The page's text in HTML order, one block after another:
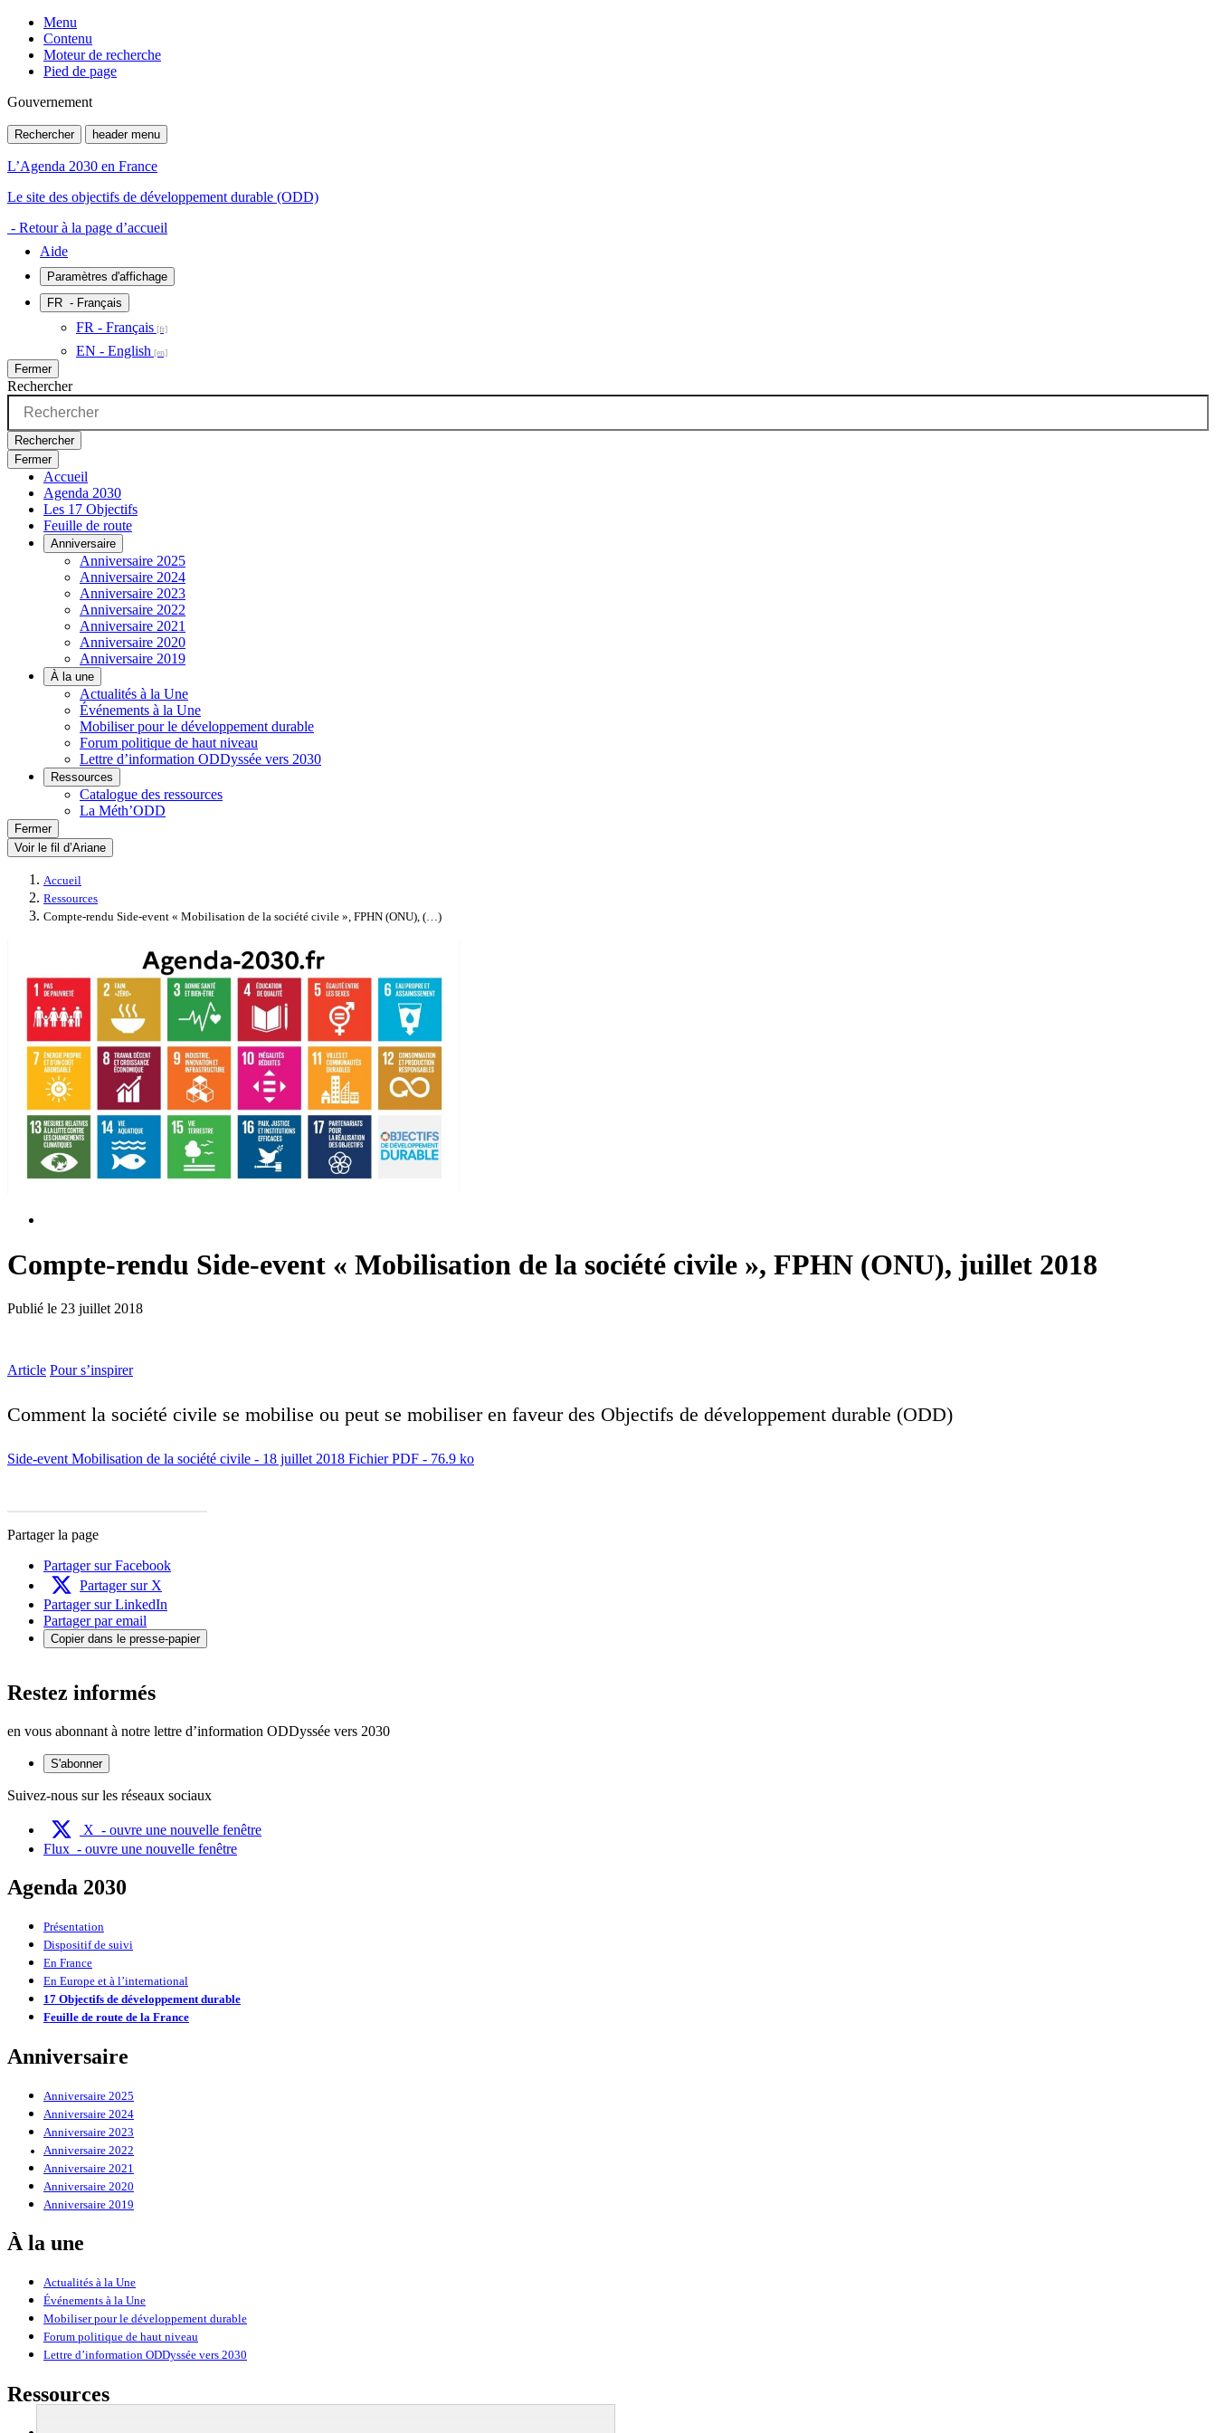
Menu
Contenu
Moteur de recherche
Pied de page
Gouvernement
Rechercher header menu
L’Agenda 2030 en France
Le site des objectifs de développement durable (ODD)
- Retour à la page d’accueil
Aide
Paramètres d'affichage
FR - Français
FR - Français
EN - English
Fermer
Rechercher
Rechercher
Fermer
Accueil
Agenda 2030
Les 17 Objectifs
Feuille de route
Anniversaire
Anniversaire 2025
Anniversaire 2024
Anniversaire 2023
Anniversaire 2022
Anniversaire 2021
Anniversaire 2020
Anniversaire 2019
À la une
Actualités à la Une
Événements à la Une
Mobiliser pour le développement durable
Forum politique de haut niveau
Lettre d’information ODDyssée vers 2030
Ressources
Catalogue des ressources
La Méth’ODD
Fermer
Voir le fil d’Ariane
Accueil
Ressources
Compte-rendu Side-event « Mobilisation de la société civile », FPHN (ONU), (…)
Compte-rendu Side-event « Mobilisation de la société civile », FPHN (ONU), juillet 2018
Publié le 23 juillet 2018
Article Pour s’inspirer
Comment la société civile se mobilise ou peut se mobiliser en faveur des Objectifs de développement durable (ODD)
Side-event Mobilisation de la société civile - 18 juillet 2018 Fichier PDF - 76.9 ko
Partager la page
Partager sur Facebook
Partager sur X
Partager sur LinkedIn
Partager par email
Copier dans le presse-papier
Restez informés
en vous abonnant à notre lettre d’information ODDyssée vers 2030
S'abonner
Suivez-nous sur les réseaux sociaux
X - ouvre une nouvelle fenêtre
Flux - ouvre une nouvelle fenêtre
Agenda 2030
Présentation
Dispositif de suivi
En France
En Europe et à l’international
17 Objectifs de développement durable
Feuille de route de la France
Anniversaire
Anniversaire 2025
Anniversaire 2024
Anniversaire 2023
Anniversaire 2022
Anniversaire 2021
Anniversaire 2020
Anniversaire 2019
À la une
Actualités à la Une
Événements à la Une
Mobiliser pour le développement durable
Forum politique de haut niveau
Lettre d’information ODDyssée vers 2030
Ressources